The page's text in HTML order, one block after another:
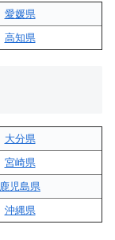
愛媛県
高知県
大分県
宮崎県
鹿児島県
沖縄県